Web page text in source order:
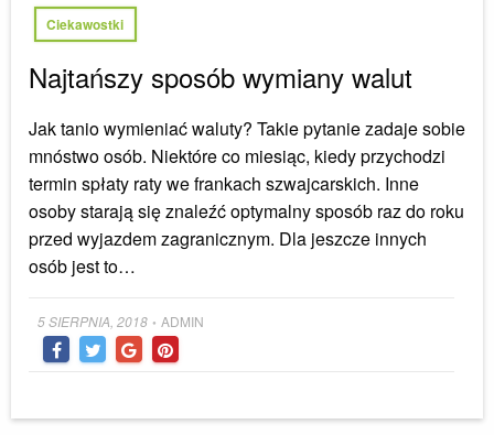
Ciekawostki
Najtańszy sposób wymiany walut
Jak tanio wymieniać waluty? Takie pytanie zadaje sobie
mnóstwo osób. Niektóre co miesiąc, kiedy przychodzi
termin spłaty raty we frankach szwajcarskich. Inne
osoby starają się znaleźć optymalny sposób raz do roku
przed wyjazdem zagranicznym. Dla jeszcze innych
osób jest to…
Posted
on
5 SIERPNIA, 2018 • ADMIN